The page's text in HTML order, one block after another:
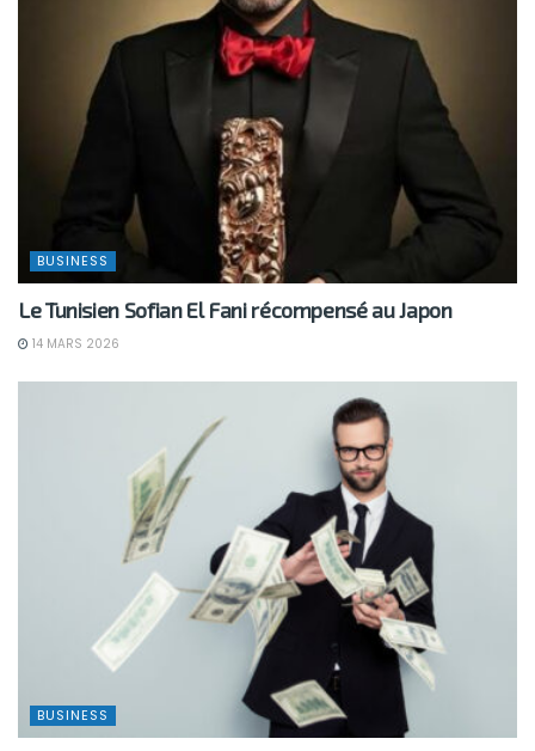
BUSINESS
Le Tunisien Sofian El Fani récompensé au Japon
14 MARS 2026
BUSINESS